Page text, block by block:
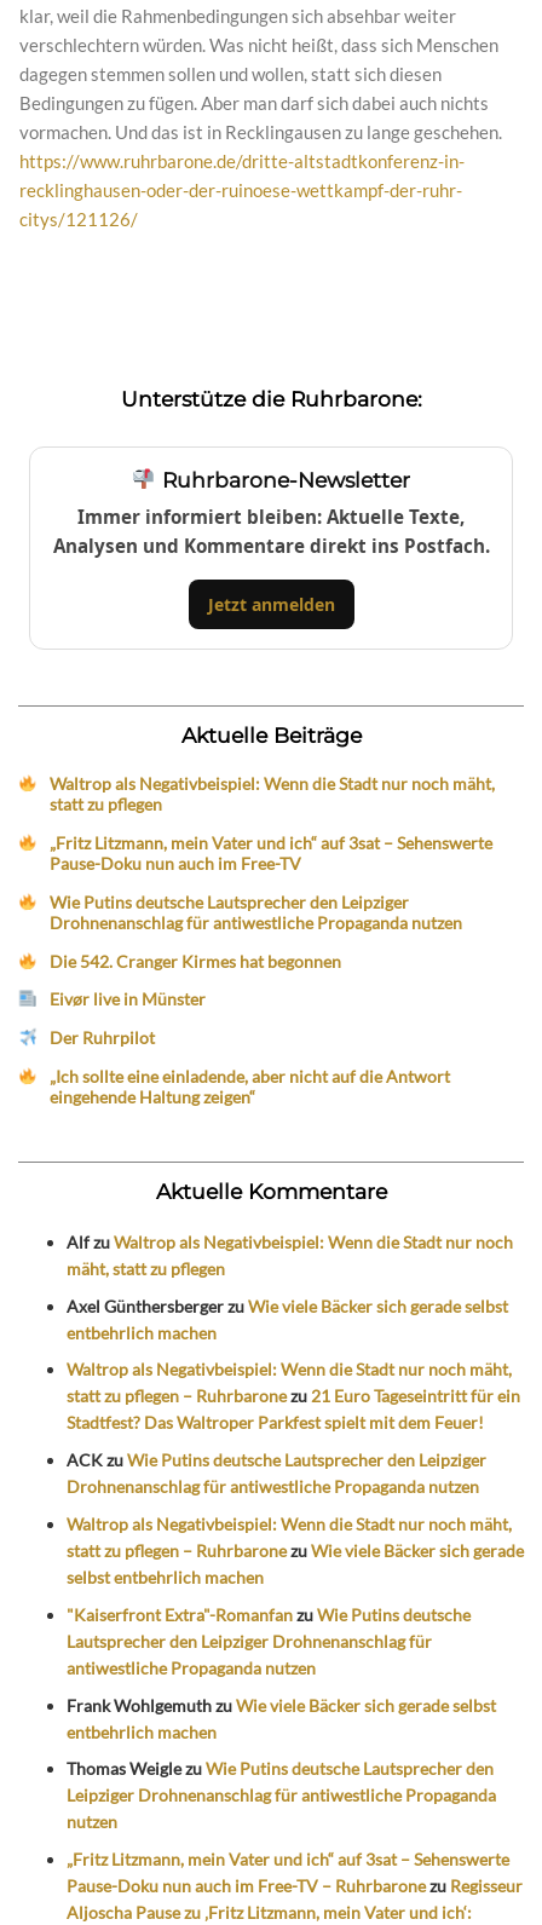
klar, weil die Rahmenbedingungen sich absehbar weiter
verschlechtern würden. Was nicht heißt, dass sich Menschen
dagegen stemmen sollen und wollen, statt sich diesen
Bedingungen zu fügen. Aber man darf sich dabei auch nichts
vormachen. Und das ist in Recklingausen zu lange geschehen.
https://www.ruhrbarone.de/dritte-altstadtkonferenz-in-
recklinghausen-oder-der-ruinoese-wettkampf-der-ruhr-
citys/121126/
Unterstütze die Ruhrbarone:
Ruhrbarone-Newsletter
Immer informiert bleiben: Aktuelle Texte,
Analysen und Kommentare direkt ins Postfach.
Jetzt anmelden
Aktuelle Beiträge
Waltrop als Negativbeispiel: Wenn die Stadt nur noch mäht,
statt zu pflegen
„Fritz Litzmann, mein Vater und ich“ auf 3sat – Sehenswerte
Pause-Doku nun auch im Free-TV
Wie Putins deutsche Lautsprecher den Leipziger
Drohnenanschlag für antiwestliche Propaganda nutzen
Die 542. Cranger Kirmes hat begonnen
Eivør live in Münster
Der Ruhrpilot
„Ich sollte eine einladende, aber nicht auf die Antwort
eingehende Haltung zeigen“
Aktuelle Kommentare
AlfzuWaltrop als Negativbeispiel: Wenn die Stadt nur noch
mäht, statt zu pflegen
Axel GünthersbergerzuWie viele Bäcker sich gerade selbst
entbehrlich machen
Waltrop als Negativbeispiel: Wenn die Stadt nur noch mäht,
statt zu pflegen – Ruhrbaronezu 21 Euro Tageseintritt für ein
Stadtfest? Das Waltroper Parkfest spielt mit dem Feuer!
ACKzuWie Putins deutsche Lautsprecher den Leipziger
Drohnenanschlag für antiwestliche Propaganda nutzen
Waltrop als Negativbeispiel: Wenn die Stadt nur noch mäht,
statt zu pflegen – RuhrbaronezuWie viele Bäcker sich gerade
selbst entbehrlich machen
"Kaiserfront Extra"-RomanfanzuWie Putins deutsche
Lautsprecher den Leipziger Drohnenanschlag für
antiwestliche Propaganda nutzen
Frank WohlgemuthzuWie viele Bäcker sich gerade selbst
entbehrlich machen
Thomas WeiglezuWie Putins deutsche Lautsprecher den
Leipziger Drohnenanschlag für antiwestliche Propaganda
nutzen
„Fritz Litzmann, mein Vater und ich“ auf 3sat – Sehenswerte
Pause-Doku nun auch im Free-TV – Ruhrbaronezu Regisseur
Aljoscha Pause zu ‚Fritz Litzmann, mein Vater und ich‘: